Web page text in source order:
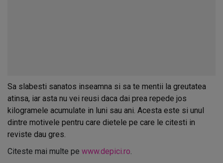
Sa slabesti sanatos inseamna si sa te mentii la greutatea
atinsa, iar asta nu vei reusi daca dai prea repede jos
kilogramele acumulate in luni sau ani. Acesta este si unul
dintre motivele pentru care dietele pe care le citesti in
reviste dau gres.
Citeste mai multe pe www.depici.ro.